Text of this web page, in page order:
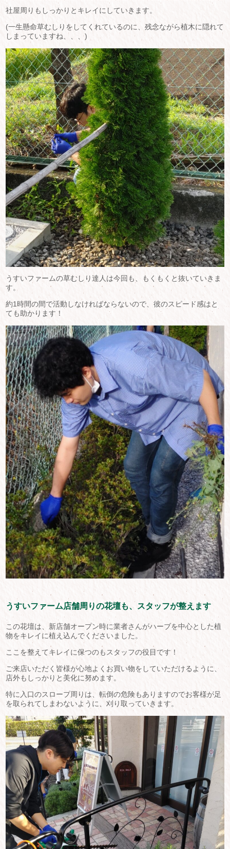
社屋周りもしっかりとキレイにしていきます。
(一生懸命草むしりをしてくれているのに、残念ながら植木に隠れて
しまっていますね、、、)
うすいファームの草むしり達人は今回も、もくもくと抜いていきま
す。
約1時間の間で活動しなければならないので、彼のスピード感はと
ても助かります！
うすいファーム店舗周りの花壇も、スタッフが整えます
この花壇は、新店舗オープン時に業者さんがハーブを中心とした植
物をキレイに植え込んでくださいました。
ここを整えてキレイに保つのもスタッフの役目です！
ご来店いただく皆様が心地よくお買い物をしていただけるように、
店外もしっかりと美化に努めます。
特に入口のスロープ周りは、転倒の危険もありますのでお客様が足
を取られてしまわないように、刈り取っていきます。